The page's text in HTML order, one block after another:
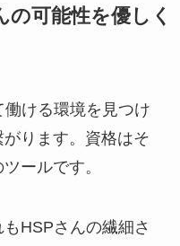
の可能性を優しく
ける環境を見つけ
ります。資格はそ
ールです。
HSPさんの繊細さ